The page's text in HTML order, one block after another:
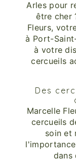
Arles pour
être cher
Fleurs,
à Port-
à votre
cercueils
Des
Marcelle
cercueils
soin et
dans